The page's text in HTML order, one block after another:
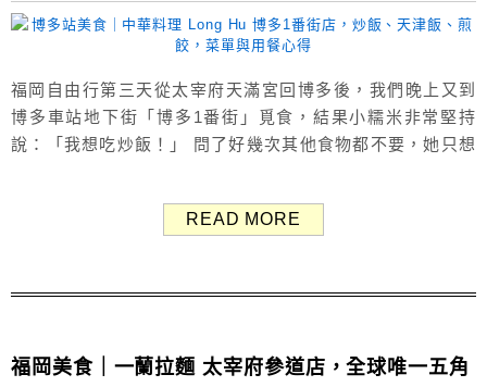
福岡自由行第三天從太宰府天滿宮回博多後，我們晚上又到
博多車站地下街「博多1番街」覓食，結果小糯米非常堅持
說：「我想吃炒飯！」 問了好幾次其他食物都不要，她只想
イニング 博多1番街店）」。 LONG-hu DINING 主打麻婆
READ MORE
福岡美食｜一蘭拉麵 太宰府參道店，全球唯一五角